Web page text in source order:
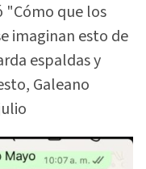
"Cómo que los
imaginan esto de
espaldas y
Galeano